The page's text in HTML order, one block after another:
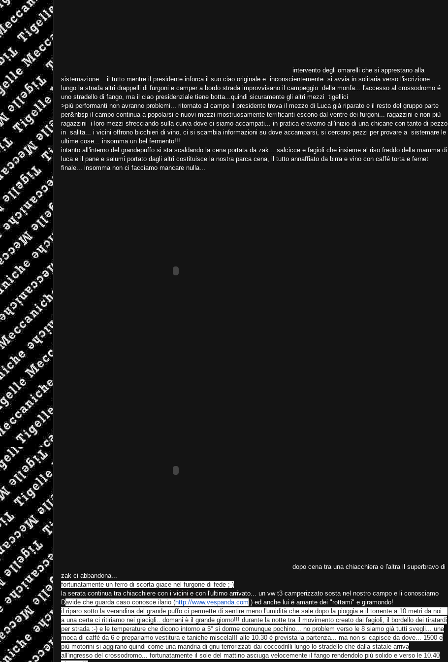
intervento degli omarelli che si apprestano alla
sistemazione... il tutto mentre il presidente inforca il suo ciao originale e inconscientemente si avvia in solitaria verso l'iscrizione...
lungo la strada altri drappelli di furgoni e camper a bordo strada improvvisano il campeggio della monfa... l'accesso al crossodromo é
uno stradello di fango, ma il ciao presidenziale tiene botta...quindi sicuramente gli altri mezzi tigellici
>più performanti non avranno problemi... ritornato al campo il presidente trova il mezzo di Luca già riparato e il resto del gruppo parte
per&nbsp il campo continua a popolarsi e nuovi mezzi mostruosamente terrificanti escono dal ventre dei furgoni... ragazzini e non più
ragazzini i loro mezzi sfrecciando sulla curva dove ci siamo accampati... in pratica eravamo all'inizio di una chicane con tanto di pezzo
in salita... i vicini offrono bicchieri di vino, ci si scambia informazioni su dove accamparsi, si cercano pezzi per provare a sistemare le
ultime cose... insomma un bel fermento!!!
intanto all'interno del grandepuffo si sta scaldando la cena portata da zak... salcicce e fagioli che insieme al riso freddo della mamma di
luca e il pane e salumi portato dagli altri costituisce la nostra parca cena, il tutto annaffiato da birra e vino con caffé torta e fernet
finale... insomma non ci facciamo mancare nulla...
dopo cena tra una chiacchiera e l'altra il superbravo di
zak ci abbandona...
fortunatamente un ferro di scorta giace nel furgone di fede ;-)
la serata continua tra chiacchiere con i vicini e con l'ultimo arrivato... un vw t3 camperizzato sosta nel nostro campo e li conosciamo
Davide che guarda caso conosce ilario (http://www.vespanda.com ) ed anche lui é amante dei "rottami" e giramondo!
il riparo sotto la verandina del grande puffo ci permette di sentire meno l'umidità che sale dopo la pioggia e il torrente a 10 metri da noi...
a una certa ci ritiriamo nei giacigli.. domani è il grande giorno!!! durante la notte tra il movimento creato dai fagioli, il
bordello dei tiratardi
per strada :-) e le temperature che dicono intorno a 5° si dorme comunque pochino... no problem verso le 8 siamo già tutti svegli... una
moca di caffé da 6 e prepariamo vestitura e taniche miscela!!! alle 10.30 é prevista la partenza... ma non si capisce da dove... 1500 e
più motorini si aggirano quindi come una mandria di gnu terrorizzati dai coccodrilli lungo lo stradello che dalla statale arriva
all'ingresso del crossodromo... fortunatamente il sole del mattino asciuga velocemente il fango rendendolo più solido e verso le 10.40